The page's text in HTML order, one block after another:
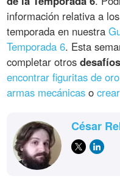
información relativa a
temporada en nuestra
Temporada 6. Esta
completar otros
encontrar figuritas de oro
armas mecánicas o
César